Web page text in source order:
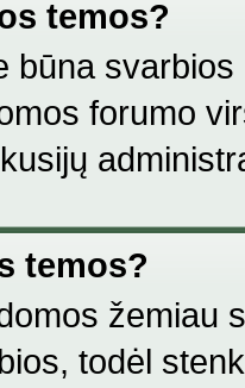
temos?
būna
forumo
temos?
žemiau
todėl